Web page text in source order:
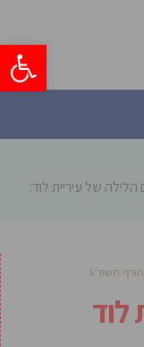
פתח
של עיריית לוד:
תשפ”ג
לוד